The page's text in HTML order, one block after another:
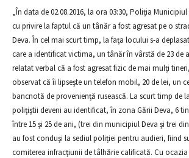
„În data de 02.08.2016, la ora 03:30, Poliția
cu privire la faptul că un tânăr a fost agresat pe o
Deva. În cel mai scurt timp, la faţa locului s-a
care a identificat victima, un tânăr în vârstă de 23 de
relatat verbal că a fost agresat fizic de mai mulți
observat că îi lipsește un telefon mobil, 20 de lei, un
bancnotă de proveniență rusească. La scurt timp de
poliţiştii deveni au identificat, în zona Gării Deva, 6
între 15 şi 25 de ani, (trei din municipiul Deva şi trei
au fost conduşi la sediul poliției pentru audieri, fiind
comiterea infracţiunii de tâlhărie calificată. Cu